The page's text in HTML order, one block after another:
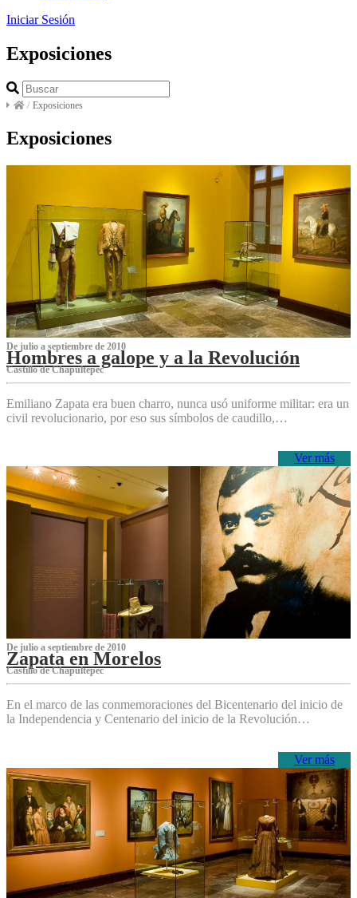
Iniciar Sesión
Exposiciones
/ Exposiciones
Exposiciones
De julio a septiembre de 2010
Hombres a galope y a la Revolución
Castillo de Chapultepec
Emiliano Zapata era buen charro, nunca usó uniforme militar: era un
civil revolucionario, por eso sus símbolos de caudillo,…
Ver más
De julio a septiembre de 2010
Zapata en Morelos
Castillo de Chapultepec
En el marco de las conmemoraciones del Bicentenario del inicio de
la Independencia y Centenario del inicio de la Revolución…
Ver más